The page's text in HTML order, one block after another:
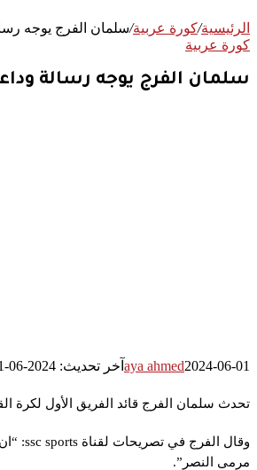
الرئيسية/كورة عربية/سلمان الفرج يوجه
كورة عربية
سلمان الفرج يوجه رسالة
aya ahmed2024-06-01 آخر تحديث: 2024-06-01
تحدث سلمان الفرج قائد الفريق الأول لكرة
وقال الفرج في تصريحات لقناة ssc sports: “
مرمى النصر”.